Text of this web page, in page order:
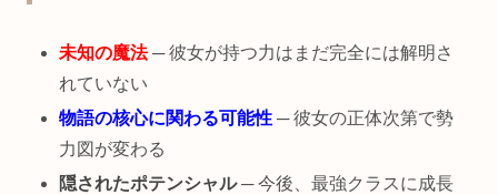
未知の魔法─ 彼女が持つ力はまだ完全には解明さ
れていない
物語の核心に関わる可能性 ─ 彼女の正体次第で勢
力図が変わる
隠されたポテンシャル─ 今後、最強クラスに成長